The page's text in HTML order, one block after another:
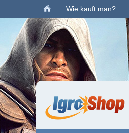
Wie kauft man?